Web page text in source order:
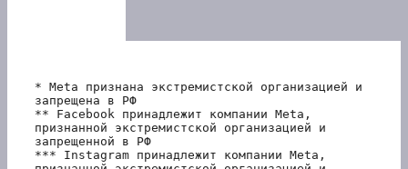
* Meta признана экстремистской организацией и
запрещена в РФ
** Facebook принадлежит компании Meta,
признанной экстремистской организацией и
запрещенной в РФ
*** Instagram принадлежит компании Meta,